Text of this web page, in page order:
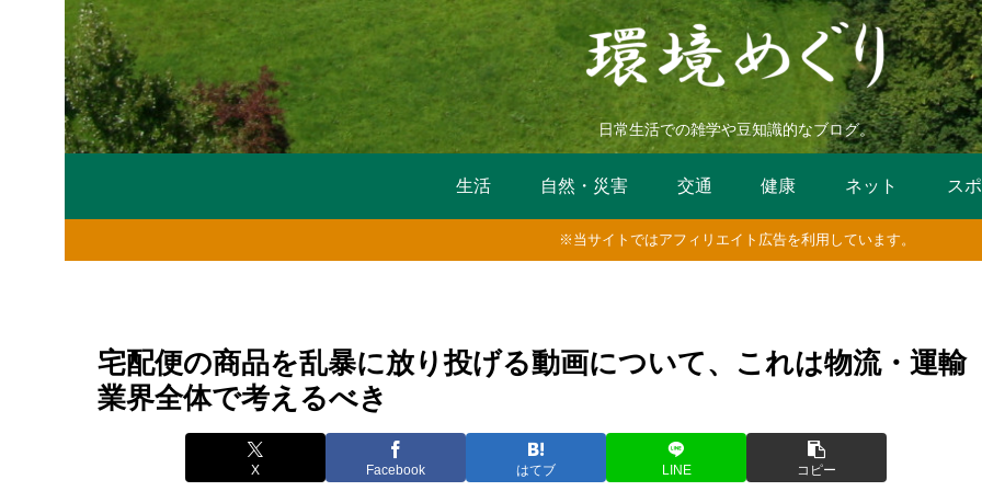
日常生活での雑学や豆知識的なブログ。
生活 自然・災害 交通 健康 ネット ス
※当サイトではアフィリエイト広告を利用しています。
宅配便の商品を乱暴に放り投げる動画について、これは物流・運輸
業界全体で考えるべき
X Facebook はてブ LINE コピー